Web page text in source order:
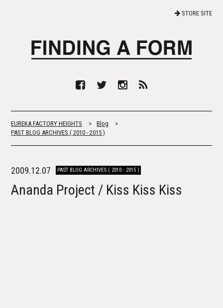
STORE SITE
EUREKA FACTORY HEIGHTS > Blog >
PAST BLOG ARCHIVES ( 2010 - 2015 )
2009.12.07 PAST BLOG ARCHIVES ( 2010 - 2015 )
Ananda Project / Kiss Kiss Kiss